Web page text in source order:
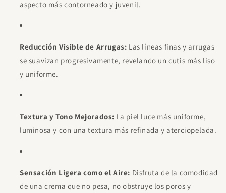
aspecto más contorneado y juvenil.
Reducción Visible de Arrugas: Las líneas finas y arrugas
se suavizan progresivamente, revelando un cutis más liso
y uniforme.
Textura y Tono Mejorados: La piel luce más uniforme,
luminosa y con una textura más refinada y aterciopelada.
Sensación Ligera como el Aire: Disfruta de la comodidad
de una crema que no pesa, no obstruye los poros y